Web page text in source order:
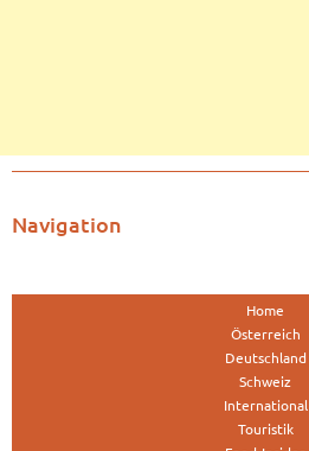
Navigation
Home
Österreich
Deutschland
Schweiz
International
Touristik